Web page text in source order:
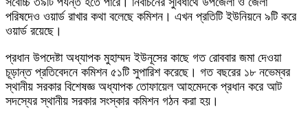
পরিষদেও ওয়ার্ড রাখার কথা বলেছে কমিশন। এখন প্রতিটি ইউনিয়নে ৯টি করে
ওয়ার্ড রয়েছে।
প্রধান উপদেষ্টা অধ্যাপক মুহাম্মদ ইউনূসের কাছে গত রোববার জমা দেওয়া
চূড়ান্ত প্রতিবেদনে কমিশন ৫১টি সুপারিশ করেছে। গত বছরের ১৮ নভেম্বর
স্থানীয় সরকার বিশেষজ্ঞ অধ্যাপক তোফায়েল আহমেদকে প্রধান করে আট
সদস্যের স্থানীয় সরকার সংস্কার কমিশন গঠন করা হয়।